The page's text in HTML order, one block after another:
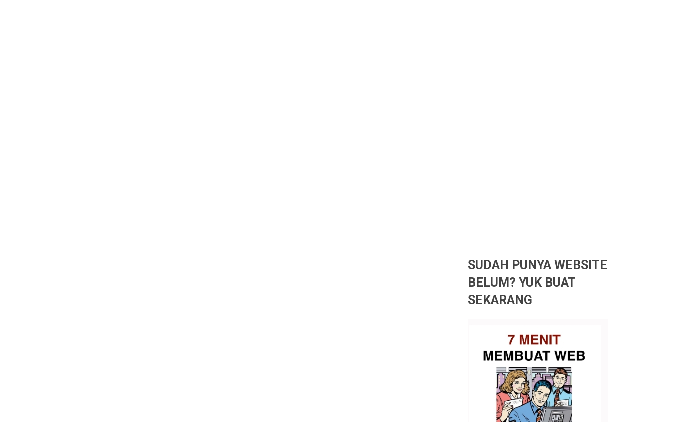
SUDAH PUNYA WEBSITE
BELUM? YUK BUAT
SEKARANG